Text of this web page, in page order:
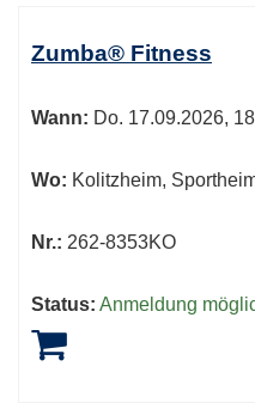
Tabellenüberschriften
können
werden.
Zumba® Fitness
Wann: Do. 17.09.2026,
Wo: Kolitzheim,
Nr.: 262-8353KO
Status: Anmeldung